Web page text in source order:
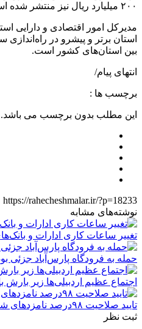
۲۰۰ میلیارد ریال نیز منتشر شده است.
استان برتر و پیشرو در
بین استان‌های کشور است.
انتهای پیام/
برچسب ها :
این مطلب بدون برچسب می باشد.
https://rahecheshmalar.ir/?p=18233
نوشته‌های مشابه
تغییر ساعات کاری ادارات و
حمله به فرودگاه پارس‌‌آباد جزئی
اجتماع عظیم اردبیلی‌ها زیر بارش
تایید صلاحیت ۹۸درصد نامزدهای شوراهای روستای اردبیل
ثبت نظر